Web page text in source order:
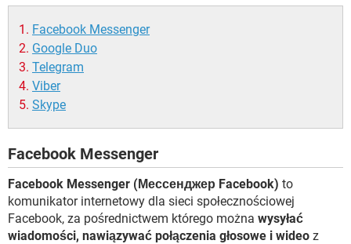
Facebook Messenger
Google Duo
Telegram
Viber
Skype
Facebook Messenger
Facebook Messenger (Мессенджер Facebook) to
komunikator internetowy dla sieci społecznościowej
Facebook, za pośrednictwem którego można wysyłać
wiadomości, nawiązywać połączenia głosowe i wideo z